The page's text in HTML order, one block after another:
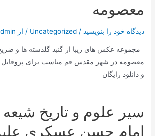
معصومه
دیدگاه‌ خود را بنویسید /
Uncategorized / از
مجموعه عکس های زیبا از گنبد گلدسته ها و
معصومه در شهر مقدس قم مناسب برای پروفایل و
و دانلود رایگان
سیر علوم و تاریخ
امام حسن عسكرى